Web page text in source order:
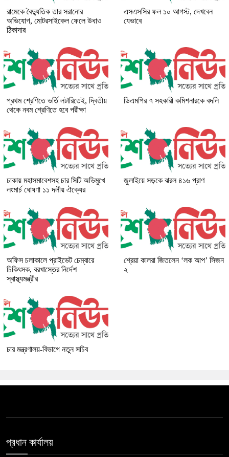
রামেকে বৈদ্যুতিক তার সরানোর
অভিযোগ, মোটরসাইকেল ফেলে উধাও
ঠিকাদার
এসএসসির ফল ১০ আগস্ট, দেখবেন
যেভাবে
প্রথম শ্রেণিতে ভর্তি লটারিতেই, দ্বিতীয়
থেকে নবম শ্রেণিতে হবে পরীক্ষা
ডিএমপির ৭ সহকারী কমিশনারকে বদলি
ঢাকায় মহাসমাবেশসহ চার সিটি অভিমুখে
লংমার্চ ঘোষণা ১১ দলীয় ঐক্যের
জুলাইয়ে সড়কে ঝরল ৪১৬ প্রাণ
অফিস চলাকালে প্রাইভেট চেম্বারে
চিকিৎসক, বরখাস্তের নির্দেশ
স্বাস্থ্যমন্ত্রীর
শ্রেয়া কালরা জিতলেন ‘লক আপ’ সিজন
২
চার মন্ত্রণালয়-বিভাগে নতুন সচিব
প্রধান কার্যালয়